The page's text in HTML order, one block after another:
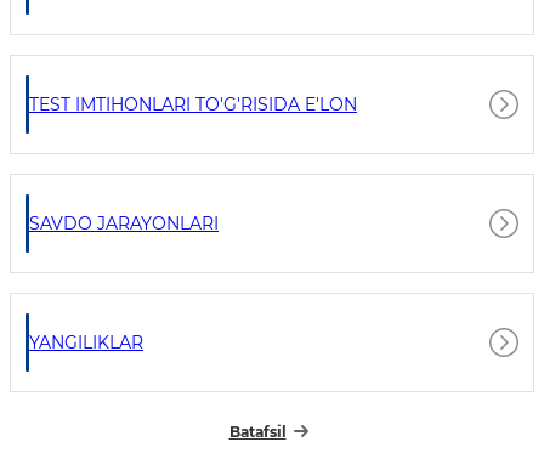
TEST IMTIHONLARI TO'G'RISIDA E'LON
SAVDO JARAYONLARI
YANGILIKLAR
Batafsil